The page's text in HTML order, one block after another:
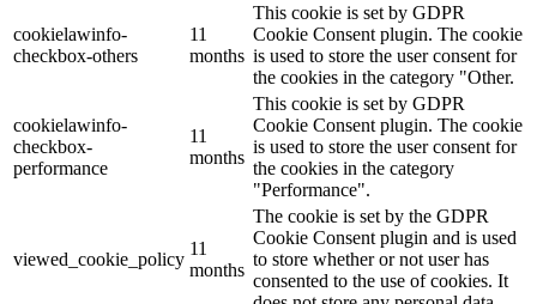
cookielawinfo-
checkbox-others
11
months
This cookie is set by GDPR
Cookie Consent plugin. The cookie
is used to store the user consent for
the cookies in the category "Other.
cookielawinfo-
checkbox-
performance
11
months
This cookie is set by GDPR
Cookie Consent plugin. The cookie
is used to store the user consent for
the cookies in the category
"Performance".
viewed_cookie_policy
11
months
The cookie is set by the GDPR
Cookie Consent plugin and is used
to store whether or not user has
consented to the use of cookies. It